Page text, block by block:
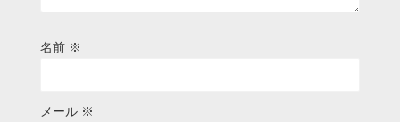
名前 ※
メール ※